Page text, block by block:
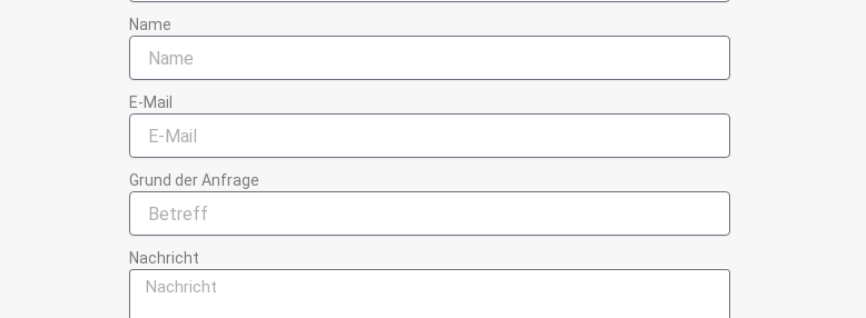
Name
E-Mail
Grund der Anfrage
Nachricht